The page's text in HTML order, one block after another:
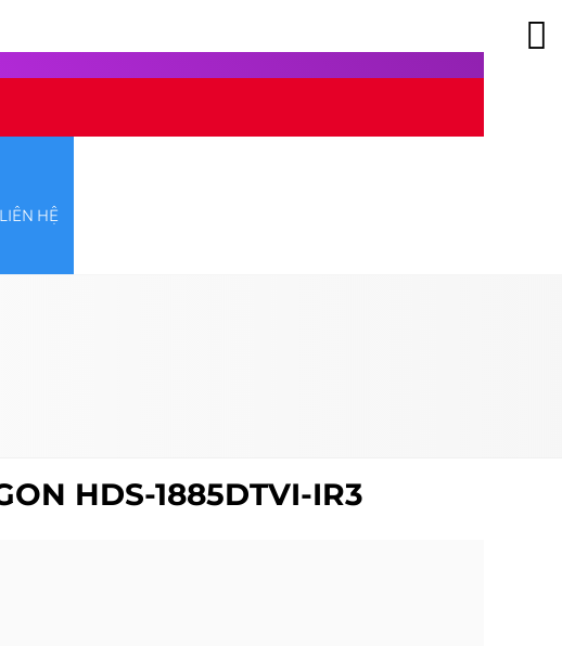
LIÊN HỆ
HDS-1885DTVI-IR3